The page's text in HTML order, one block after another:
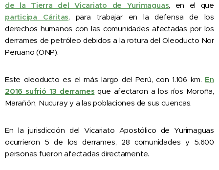
de la Tierra del Vicariato de Yurimaguas, en el que
participa Cáritas, para trabajar en la defensa de los
derechos humanos con las comunidades afectadas por los
derrames de petróleo debidos a la rotura del Oleoducto Nor
Peruano (ONP).
Este oleoducto es el más largo del Perú, con 1.106 km. En
2016 sufrió 13 derrames que afectaron a los ríos Moroña,
Marañón, Nucuray y a las poblaciones de sus cuencas.
En la jurisdicción del Vicariato Apostólico de Yurimaguas
ocurrieron 5 de los derrames, 28 comunidades y 5.600
personas fueron afectadas directamente.